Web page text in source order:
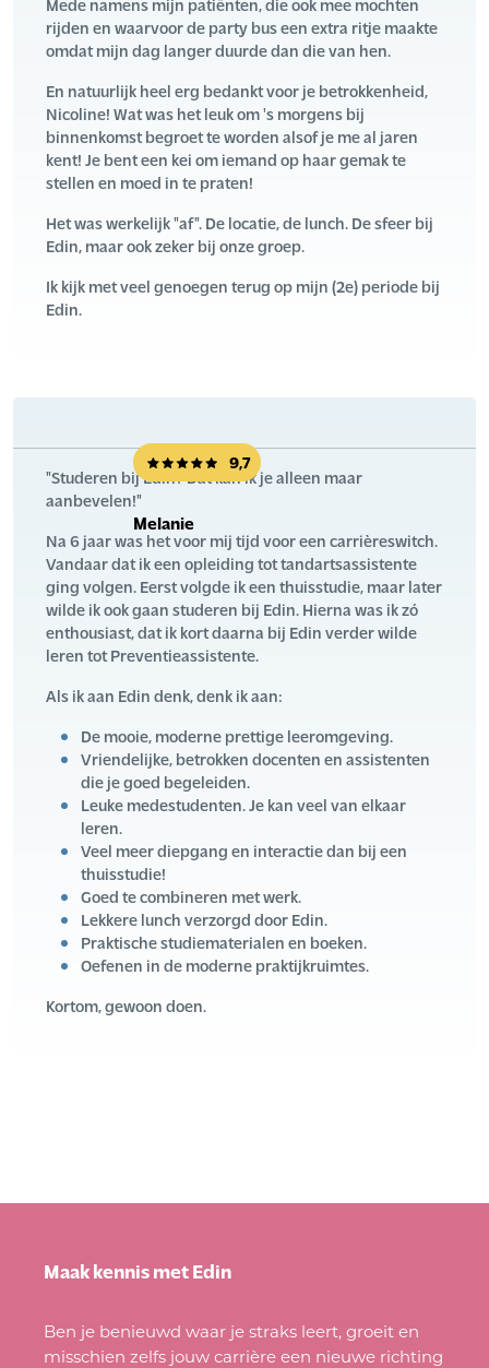
rijden en waarvoor de party bus een extra ritje maakte
omdat mijn dag langer duurde dan die van hen.
En natuurlijk heel erg bedankt voor je betrokkenheid,
Nicoline! Wat was het leuk om 's morgens bij
binnenkomst begroet te worden alsof je me al jaren
kent! Je bent een kei om iemand op haar gemak te
stellen en moed in te praten!
Het was werkelijk "af". De locatie, de lunch. De sfeer bij
Edin, maar ook zeker bij onze groep.
Ik kijk met veel genoegen terug op mijn (2e) periode bij
Edin.
Melanie
9,7
"Studeren bij Edin? Dat kan ik je alleen maar
aanbevelen!"
Na 6 jaar was het voor mij tijd voor een carrièreswitch.
Vandaar dat ik een opleiding tot tandartsassistente
ging volgen. Eerst volgde ik een thuisstudie, maar later
wilde ik ook gaan studeren bij Edin. Hierna was ik zó
enthousiast, dat ik kort daarna bij Edin verder wilde
leren tot Preventieassistente.
Als ik aan Edin denk, denk ik aan:
De mooie, moderne prettige leeromgeving.
Vriendelijke, betrokken docenten en assistenten
die je goed begeleiden.
Leuke medestudenten. Je kan veel van elkaar
leren.
Veel meer diepgang en interactie dan bij een
thuisstudie!
Goed te combineren met werk.
Lekkere lunch verzorgd door Edin.
Praktische studiematerialen en boeken.
Oefenen in de moderne praktijkruimtes.
Kortom, gewoon doen.
Maak kennis met Edin
Ben je benieuwd waar je straks leert, groeit en
misschien zelfs jouw carrière een nieuwe richting